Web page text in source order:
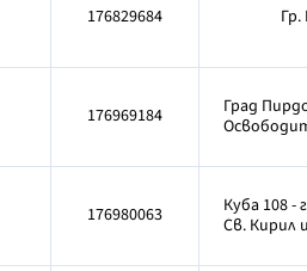
176829684 Гр.
176969184
Град
176980063
Куба 108 -
Св. Кирил